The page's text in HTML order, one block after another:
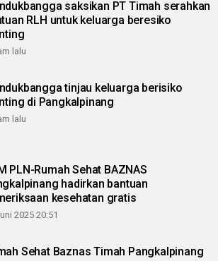
saksikan PT Timah serahkan
RLH untuk keluarga beresiko
lalu
tinjau keluarga berisiko
di Pangkalpinang
lalu
PLN-Rumah Sehat BAZNAS
hadirkan bantuan
kesehatan gratis
2025 20:51
Sehat Baznas Timah Pangkalpinang